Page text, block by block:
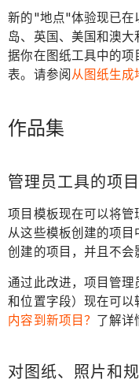
新的"地点"体验现已在
岛、英国、美国和澳
据你在图纸工具中的项
表。请参阅 从图纸生成
作品集
管理员工具的项
项目模板现在可以将管
从这些模板创建的项
创建的项目，并且不会
通过此改进，项目管
和位置字段）现在可以
内容到新项目？ 了解详
对图纸、照片和